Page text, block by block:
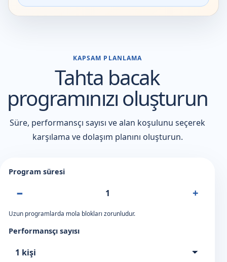
KAPSAM PLANLAMA
Tahta bacak
programınızı oluşturun
Süre, performansçı sayısı ve alan koşulunu seçerek
karşılama ve dolaşım planını oluşturun.
Program süresi
− +
Uzun programlarda mola blokları zorunludur.
Performansçı sayısı